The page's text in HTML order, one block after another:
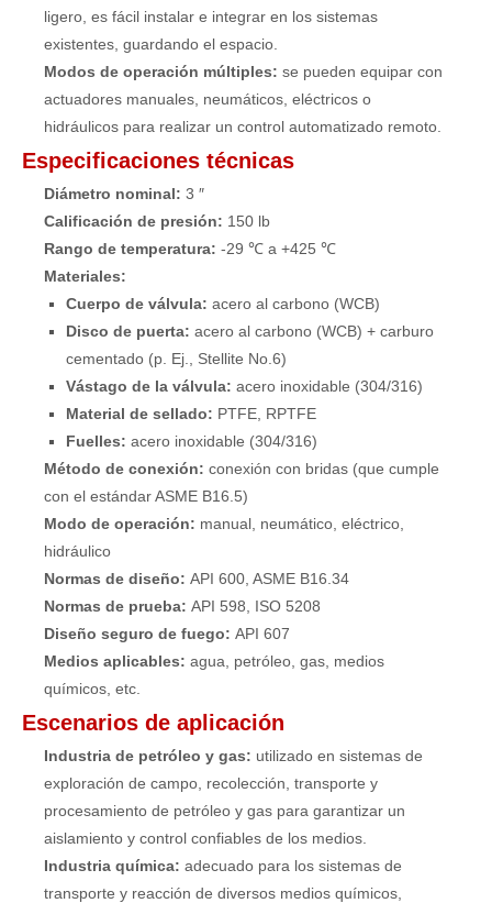
ligero, es fácil instalar e integrar en los sistemas
existentes, guardando el espacio.
Modos de operación múltiples: se pueden equipar con
actuadores manuales, neumáticos, eléctricos o
hidráulicos para realizar un control automatizado remoto.
Especificaciones técnicas
Diámetro nominal: 3 ″
Calificación de presión: 150 lb
Rango de temperatura: -29 ℃ a +425 ℃
Materiales:
Cuerpo de válvula: acero al carbono (WCB)
Disco de puerta: acero al carbono (WCB) + carburo
cementado (p. Ej., Stellite No.6)
Vástago de la válvula: acero inoxidable (304/316)
Material de sellado: PTFE, RPTFE
Fuelles: acero inoxidable (304/316)
Método de conexión: conexión con bridas (que cumple
con el estándar ASME B16.5)
Modo de operación: manual, neumático, eléctrico,
hidráulico
Normas de diseño: API 600, ASME B16.34
Normas de prueba: API 598, ISO 5208
Diseño seguro de fuego: API 607
Medios aplicables: agua, petróleo, gas, medios
químicos, etc.
Escenarios de aplicación
Industria de petróleo y gas: utilizado en sistemas de
exploración de campo, recolección, transporte y
procesamiento de petróleo y gas para garantizar un
aislamiento y control confiables de los medios.
Industria química: adecuado para los sistemas de
transporte y reacción de diversos medios químicos,